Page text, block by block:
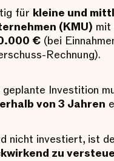
für kleine und
(KMU) mit
€ (bei
Rechnung).
geplante Investition
von 3 Jahren
nicht investiert, ist
zu